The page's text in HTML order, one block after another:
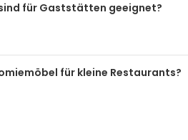
für Gaststätten geeignet?
für kleine Restaurants?